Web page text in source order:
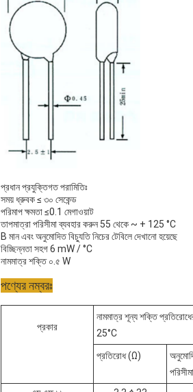
প্রধান প্রযুক্তিগত পরামিতিঃ
সময় ধ্রুবক ≤ ৩০ সেকেন্ড
পরিমাপ ক্ষমতা ≤0.1 মেগাওয়াট
তাপমাত্রা পরিসীমা ব্যবহার করুন 55 থেকে ~ + 125 °C
B মান এবং অনুমোদিত বিচ্যুতি নিচের টেবিলে দেখানো হয়েছে
বিচ্ছিন্নতা সহগ 6 mW / °C
নামমাত্র শক্তি ০.৫ W
পণ্যের নম্বরঃ
প্রকার
নামমাত্র শূন্য শক্তি
25°C
প্রতিরোধ (Ω)